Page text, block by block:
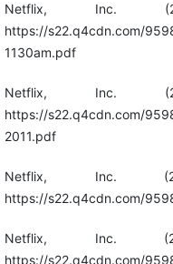
Netflix, Inc.
https://s22.q4cdn.com/
1130am.pdf
Netflix, Inc.
https://s22.q4cdn.com/
2011.pdf
Netflix, Inc.
https://s22.q4cdn.com/
Netflix, Inc.
https://s22.q4cdn.com/